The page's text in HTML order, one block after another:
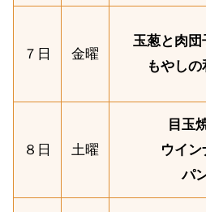
７日 金曜
玉葱と肉団
もやし
８日 土曜
目玉
ウイン
パ